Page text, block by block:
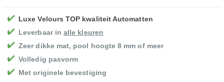
Luxe Velours TOP kwaliteit Automatten
Leverbaar inalle kleuren
Zeer dikke mat, pool hoogte 8 mm of meer
Volledig pasvorm
Met originele bevestiging